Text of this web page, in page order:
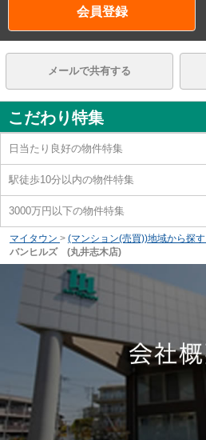
会員登録
メールで共有する
こだわり特集
日当たり良好の物件特集
駅徒歩10分以内の物件特集
3000万円以下の物件特集
マイタウン > (マンション(売買))地域から探す
バンヒルズ (丸井志木店)